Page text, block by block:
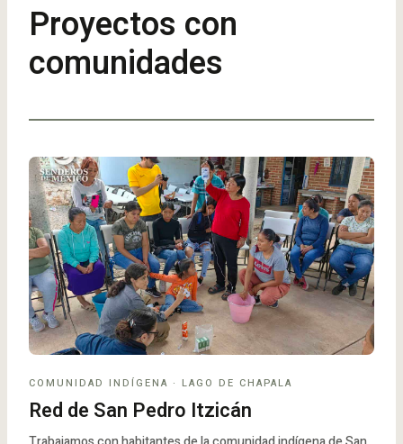
Proyectos con
comunidades
COMUNIDAD INDÍGENA · LAGO DE CHAPALA
Red de San Pedro Itzicán